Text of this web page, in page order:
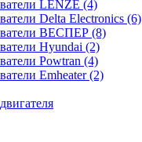
LENZE (4)
Delta Electronics (6)
ВЕСПЕР (8)
Hyundai (2)
Powtran (4)
Emheater (2)